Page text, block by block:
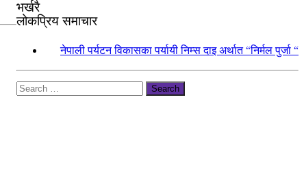
भर्खरै
लोकप्रिय समाचार
नेपाली पर्यटन विकासका पर्यायी निम्स दाइ अर्थात “निर्मल पुर्जा “
Search